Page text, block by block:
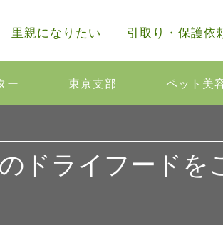
里親になりたい 引取り・保護依
ー 東京支部 ペット美
のドライフード